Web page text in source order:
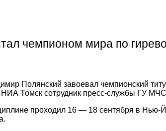
чемпионом мира по
Полянский завоевал чемпионский
Томск сотрудник пресс-службы ГУ
проходил 16 — 18 сентября в Нью-